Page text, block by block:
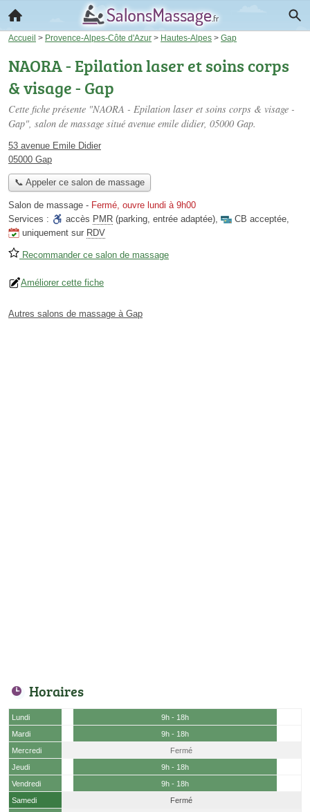
Accueil > Provence-Alpes-Côte d'Azur > Hautes-Alpes > Gap
NAORA - Epilation laser et soins corps
& visage - Gap
Cette fiche présente "NAORA - Epilation laser et soins corps & visage -
Gap", salon de massage situé avenue emile didier, 05000 Gap.
53 avenue Emile Didier
05000 Gap
📞 Appeler ce salon de massage
Salon de massage - Fermé, ouvre lundi à 9h00
Services :
accès PMR (parking, entrée adaptée), CB acceptée,
uniquement sur RDV
Recommander ce salon de massage
Améliorer cette fiche
Autres salons de massage à Gap
Horaires
Lundi
9h - 18h
Mardi
9h - 18h
Mercredi
Fermé
Jeudi
9h - 18h
Vendredi
9h - 18h
Samedi
Fermé